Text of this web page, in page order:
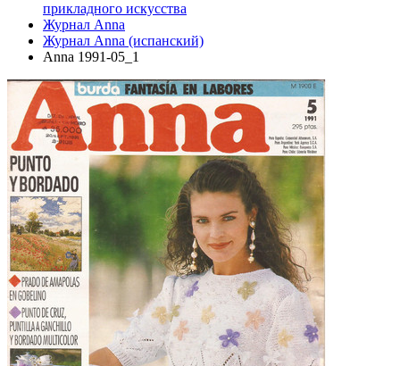
прикладного искусства
Журнал Anna
Журнал Anna (испанский)
Anna 1991-05_1